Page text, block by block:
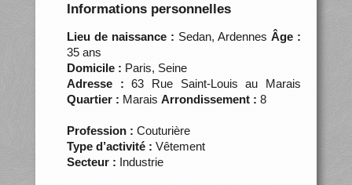
Informations personnelles
Lieu de naissance : Sedan, Ardennes Âge :
35 ans
Domicile : Paris, Seine
Adresse : 63 Rue Saint-Louis au Marais
Quartier : Marais Arrondissement : 8
Profession : Couturière
Type d’activité : Vêtement
Secteur : Industrie